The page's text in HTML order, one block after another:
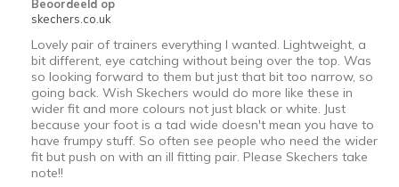
View On Shoes
Beoordeeld op
skechers.co.uk
Lovely pair of trainers everything I wanted. Lightweight, a
bit different, eye catching without being over the top. Was
so looking forward to them but just that bit too narrow, so
going back. Wish Skechers would do more like these in
wider fit and more colours not just black or white. Just
because your foot is a tad wide doesn't mean you have to
have frumpy stuff. So often see people who need the wider
fit but push on with an ill fitting pair. Please Skechers take
note!!